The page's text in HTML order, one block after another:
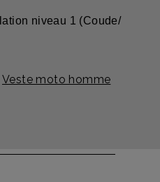
niveau 1 (Coude/
Veste moto homme